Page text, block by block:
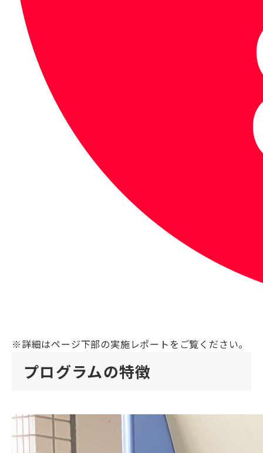
※詳細はページ下部の実施レポートをご覧ください。
プログラムの特徴